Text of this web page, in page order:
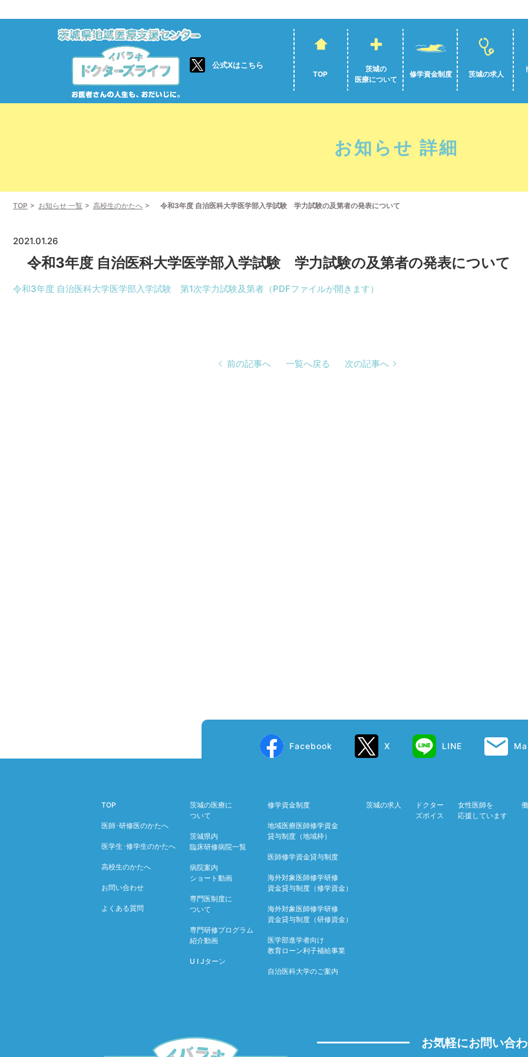
公式Xはこちら
TOP
茨城の
医療について
修学資金制度 茨城の求人
お知らせ 詳細
TOP お知らせ 一覧 高校生のかたへ 令和3年度 自治医科大学医学部入学試験 学力試験の及第者の発表について
2021.01.26
令和3年度 自治医科大学医学部入学試験 学力試験の及第者の発表について
令和3年度 自治医科大学医学部入学試験 第1次学力試験及第者（PDFファイルが開きます）
前の記事へ 一覧へ戻る 次の記事へ
Facebook X LINE
TOP
医師･研修医のかたへ
医学生･修学生のかたへ
高校生のかたへ
お問い合わせ
よくある質問
茨城の医療に
ついて
茨城県内
臨床研修病院一覧
病院案内
ショート動画
専門医制度に
ついて
専門研修プログラム
紹介動画
U I Jターン
修学資金制度
地域医療医師修学資金
貸与制度（地域枠）
医師修学資金貸与制度
海外対象医師修学研修
資金貸与制度（修学資金）
海外対象医師修学研修
資金貸与制度（研修資金）
医学部進学者向け
教育ローン利子補給事業
自治医科大学のご案内
茨城の求人
ドクター
ズボイス
女性医師を
応援しています
お気軽にお問い合